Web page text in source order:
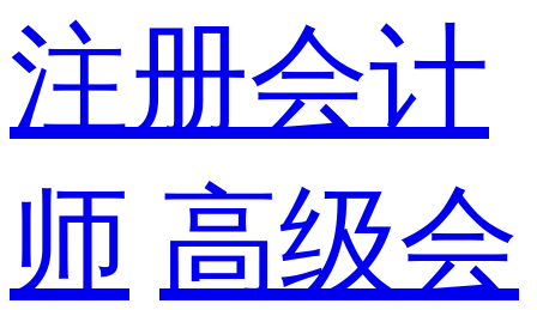
注册会计
师 高级会